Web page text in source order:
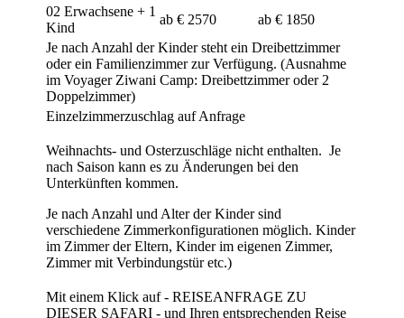
02 Erwachsene + 1
Kind
ab € 2570
ab € 1850
Je nach Anzahl der Kinder steht ein Dreibettzimmer
oder ein Familienzimmer zur Verfügung. (Ausnahme
im Voyager Ziwani Camp: Dreibettzimmer oder 2
Doppelzimmer)
Einzelzimmerzuschlag auf Anfrage
Weihnachts- und Osterzuschläge nicht enthalten. Je
nach Saison kann es zu Änderungen bei den
Unterkünften kommen.
Je nach Anzahl und Alter der Kinder sind
verschiedene Zimmerkonfigurationen möglich. Kinder
im Zimmer der Eltern, Kinder im eigenen Zimmer,
Zimmer mit Verbindungstür etc.)
Mit einem Klick auf - REISEANFRAGE ZU
DIESER SAFARI - und Ihren entsprechenden Reise